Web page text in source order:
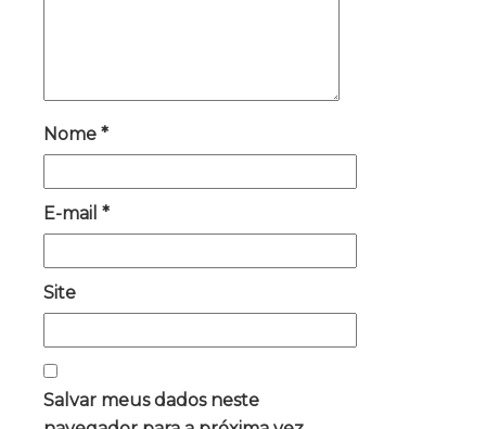
Nome *
E-mail *
Site
Salvar meus dados neste